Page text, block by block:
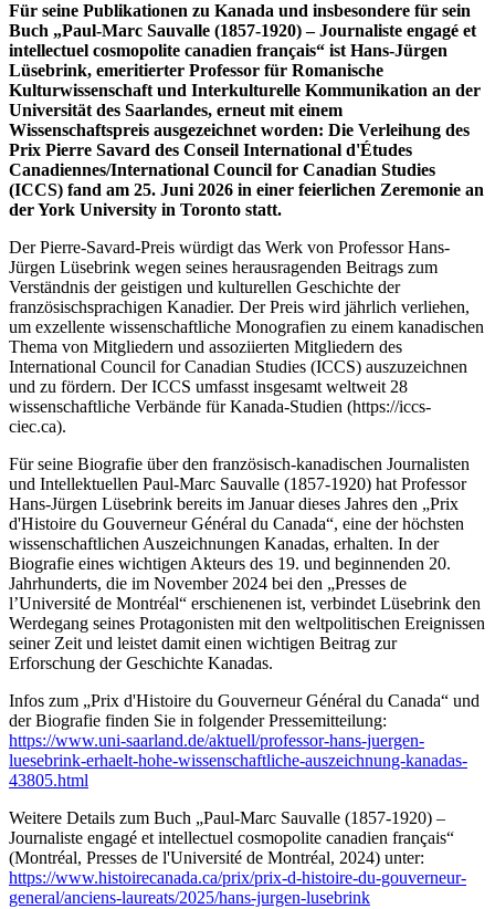
Für seine Publikationen zu Kanada und insbesondere für sein
Buch „Paul-Marc Sauvalle (1857-1920) – Journaliste engagé et
intellectuel cosmopolite canadien français“ ist Hans-Jürgen
Lüsebrink, emeritierter Professor für Romanische
Kulturwissenschaft und Interkulturelle Kommunikation an der
Universität des Saarlandes, erneut mit einem
Wissenschaftspreis ausgezeichnet worden: Die Verleihung des
Prix Pierre Savard des Conseil International d'Études
Canadiennes/International Council for Canadian Studies
(ICCS) fand am 25. Juni 2026 in einer feierlichen Zeremonie an
der York University in Toronto statt.
Der Pierre-Savard-Preis würdigt das Werk von Professor Hans-
Jürgen Lüsebrink wegen seines herausragenden Beitrags zum
Verständnis der geistigen und kulturellen Geschichte der
französischsprachigen Kanadier. Der Preis wird jährlich verliehen,
um exzellente wissenschaftliche Monografien zu einem kanadischen
Thema von Mitgliedern und assoziierten Mitgliedern des
International Council for Canadian Studies (ICCS) auszuzeichnen
und zu fördern. Der ICCS umfasst insgesamt weltweit 28
wissenschaftliche Verbände für Kanada-Studien (https://iccs-
ciec.ca).
Für seine Biografie über den französisch-kanadischen Journalisten
und Intellektuellen Paul-Marc Sauvalle (1857-1920) hat Professor
Hans-Jürgen Lüsebrink bereits im Januar dieses Jahres den „Prix
d'Histoire du Gouverneur Général du Canada“, eine der höchsten
wissenschaftlichen Auszeichnungen Kanadas, erhalten. In der
Biografie eines wichtigen Akteurs des 19. und beginnenden 20.
Jahrhunderts, die im November 2024 bei den „Presses de
l’Université de Montréal“ erschienenen ist, verbindet Lüsebrink den
Werdegang seines Protagonisten mit den weltpolitischen Ereignissen
seiner Zeit und leistet damit einen wichtigen Beitrag zur
Erforschung der Geschichte Kanadas.
Infos zum „Prix d'Histoire du Gouverneur Général du Canada“ und
der Biografie finden Sie in folgender Pressemitteilung:
https://www.uni-saarland.de/aktuell/professor-hans-juergen-
luesebrink-erhaelt-hohe-wissenschaftliche-auszeichnung-kanadas-
43805.html
Weitere Details zum Buch „Paul-Marc Sauvalle (1857-1920) –
Journaliste engagé et intellectuel cosmopolite canadien français“
(Montréal, Presses de l'Université de Montréal, 2024) unter:
https://www.histoirecanada.ca/prix/prix-d-histoire-du-gouverneur-
general/anciens-laureats/2025/hans-jurgen-lusebrink